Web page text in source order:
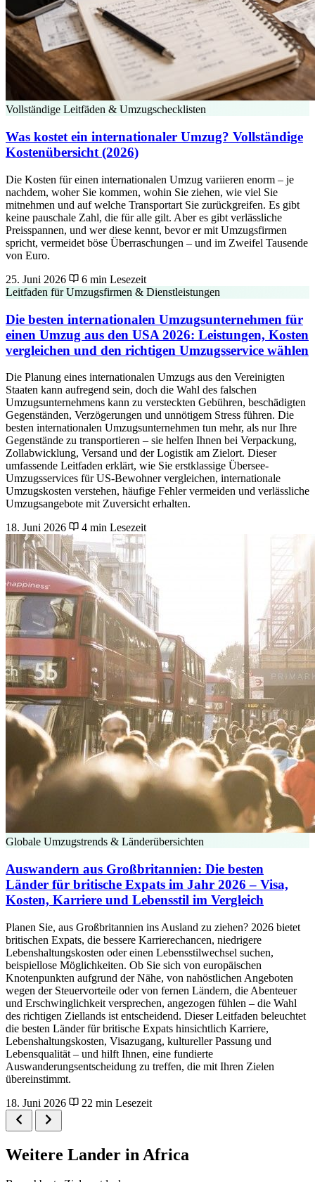
Vollständige Leitfäden & Umzugschecklisten
Was kostet ein internationaler Umzug? Vollständige
Kostenübersicht (2026)
Die Kosten für einen internationalen Umzug variieren enorm – je
nachdem, woher Sie kommen, wohin Sie ziehen, wie viel Sie
mitnehmen und auf welche Transportart Sie zurückgreifen. Es gibt
keine pauschale Zahl, die für alle gilt. Aber es gibt verlässliche
Preisspannen, und wer diese kennt, bevor er mit Umzugsfirmen
spricht, vermeidet böse Überraschungen – und im Zweifel Tausende
von Euro.
25. Juni 2026
6 min Lesezeit
Leitfaden für Umzugsfirmen & Dienstleistungen
Die besten internationalen Umzugsunternehmen für
einen Umzug aus den USA 2026: Leistungen, Kosten
vergleichen und den richtigen Umzugsservice wählen
Die Planung eines internationalen Umzugs aus den Vereinigten
Staaten kann aufregend sein, doch die Wahl des falschen
Umzugsunternehmens kann zu versteckten Gebühren, beschädigten
Gegenständen, Verzögerungen und unnötigem Stress führen. Die
besten internationalen Umzugsunternehmen tun mehr, als nur Ihre
Gegenstände zu transportieren – sie helfen Ihnen bei Verpackung,
Zollabwicklung, Versand und der Logistik am Zielort. Dieser
umfassende Leitfaden erklärt, wie Sie erstklassige Übersee-
Umzugsservices für US-Bewohner vergleichen, internationale
Umzugskosten verstehen, häufige Fehler vermeiden und verlässliche
Umzugsangebote mit Zuversicht erhalten.
18. Juni 2026
4 min Lesezeit
Globale Umzugstrends & Länderübersichten
Auswandern aus Großbritannien: Die besten
Länder für britische Expats im Jahr 2026 – Visa,
Kosten, Karriere und Lebensstil im Vergleich
Planen Sie, aus Großbritannien ins Ausland zu ziehen? 2026 bietet
britischen Expats, die bessere Karrierechancen, niedrigere
Lebenshaltungskosten oder einen Lebensstilwechsel suchen,
beispiellose Möglichkeiten. Ob Sie sich von europäischen
Knotenpunkten aufgrund der Nähe, von nahöstlichen Angeboten
wegen der Steuervorteile oder von fernen Ländern, die Abenteuer
und Erschwinglichkeit versprechen, angezogen fühlen – die Wahl
des richtigen Ziellands ist entscheidend. Dieser Leitfaden beleuchtet
die besten Länder für britische Expats hinsichtlich Karriere,
Lebenshaltungskosten, Visazugang, kultureller Passung und
Lebensqualität – und hilft Ihnen, eine fundierte
Auswanderungsentscheidung zu treffen, die mit Ihren Zielen
übereinstimmt.
18. Juni 2026
22 min Lesezeit
Weitere Lander in Africa